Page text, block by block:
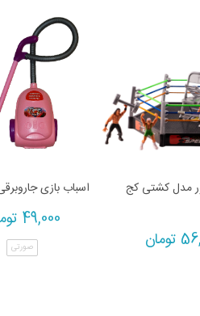
مدل کشتی کج
تومان
اسباب بازی جاروبرقی
49,000
صورتی